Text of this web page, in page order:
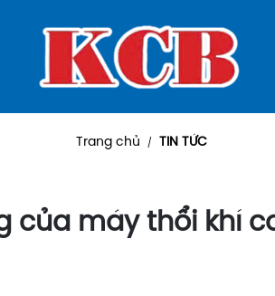
Trang chủ / TIN TỨC
của máy thổi khí